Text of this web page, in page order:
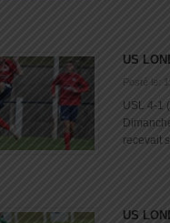
US
Posté le:
USL 4-1
recevait
US